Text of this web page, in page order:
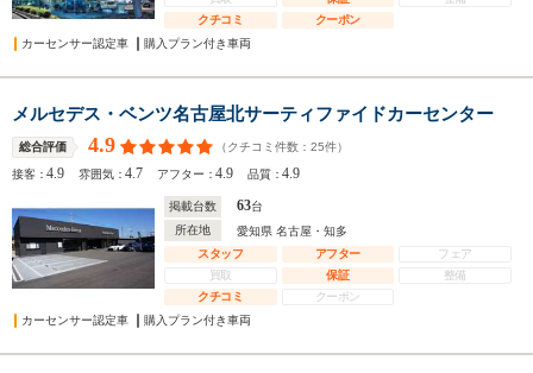
クチコミ
クーポン
カーセンサー認定車
購入プラン付き車両
メルセデス・ベンツ名古屋北サーティファイドカーセンター
総合評価 4.9 （クチコミ件数： 25件）
接客：4.9 雰囲気：4.7 アフター：4.9 品質：4.9
掲載台数 63台
所在地
愛知県 名古屋・知多
スタッフ
アフター
フェア
買取
保証
整備
クチコミ
クーポン
カーセンサー認定車
購入プラン付き車両